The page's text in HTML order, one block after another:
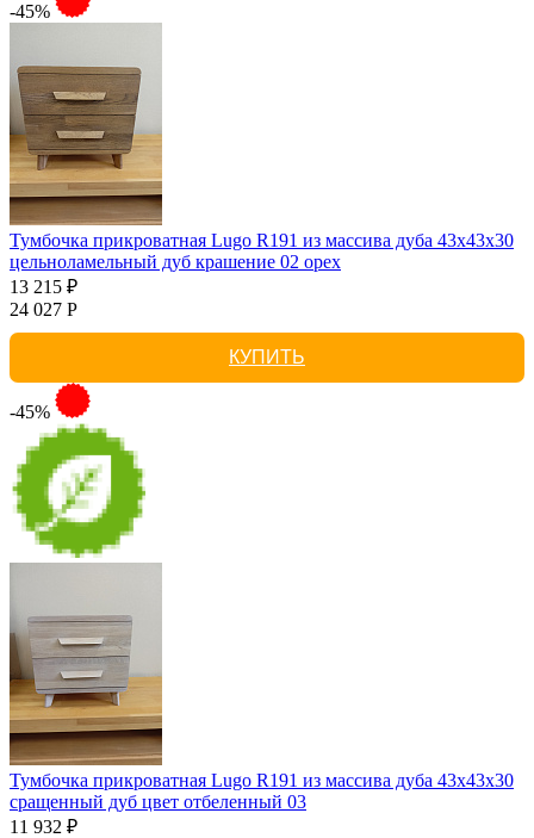
-45%
Тумбочка прикроватная Lugo R191 из массива дуба 43х43х30
цельноламельный дуб крашение 02 орех
13 215 ₽
24 027 Р
КУПИТЬ
-45%
Тумбочка прикроватная Lugo R191 из массива дуба 43х43х30
сращенный дуб цвет отбеленный 03
11 932 ₽